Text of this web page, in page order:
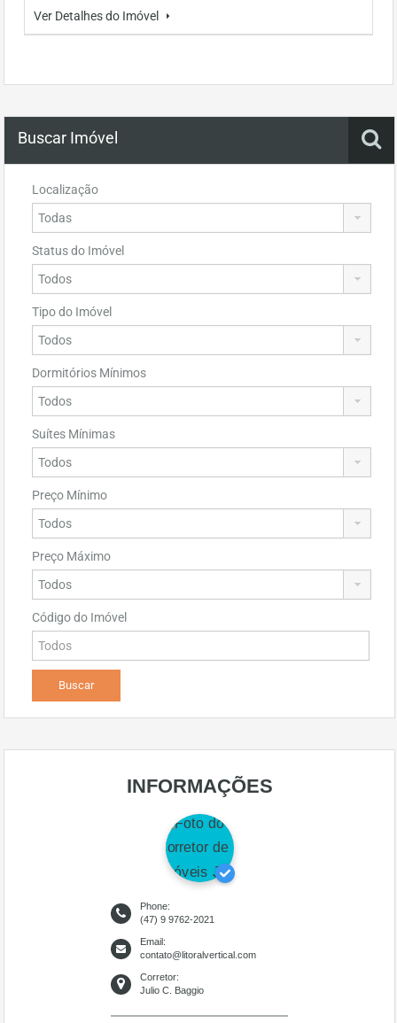
Ver Detalhes do Imóvel
Buscar Imóvel
Localização
Status do Imóvel
Tipo do Imóvel
Dormitórios Mínimos
Suítes Mínimas
Preço Mínimo
Preço Máximo
Código do Imóvel
INFORMAÇÕES
Phone:
(47) 9 9762-2021
Email:
contato@litoralvertical.com
Corretor:
Julio C. Baggio